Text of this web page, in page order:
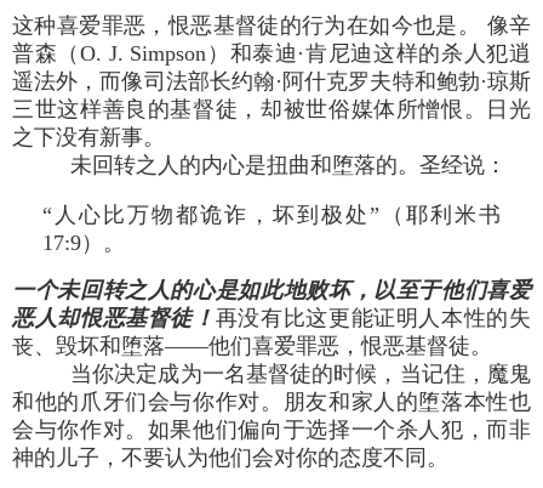
这种喜爱罪恶，恨恶基督徒的行为在如今也是。 像辛
普森（O. J. Simpson）和泰迪·肯尼迪这样的杀人犯逍
遥法外，而像司法部长约翰·阿什克罗夫特和鲍勃·琼斯
三世这样善良的基督徒，却被世俗媒体所憎恨。日光
之下没有新事。
未回转之人的内心是扭曲和堕落的。圣经说：
“人心比万物都诡诈，坏到极处”（耶利米书
17:9）。
一个未回转之人的心是如此地败坏，以至于他们喜爱
恶人却恨恶基督徒！ 再没有比这更能证明人本性的失
丧、毁坏和堕落——他们喜爱罪恶，恨恶基督徒。
当你决定成为一名基督徒的时候，当记住，魔鬼
和他的爪牙们会与你作对。朋友和家人的堕落本性也
会与你作对。如果他们偏向于选择一个杀人犯，而非
神的儿子，不要认为他们会对你的态度不同。